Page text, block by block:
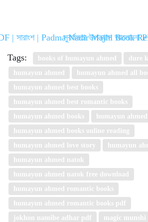
PDF | সারাংশ | Padma Nadir Majhi Book
সুবর্ণলতা উপন্যাস
Tags:
books of humayun ahmed
dure
humayun ahmed
humayun ahmed all
humayun ahmed best books
humayun ahmed best romantic books
humayun ahmed books
humayun
humayun ahmed books online reading
humayun ahmed love story
humayun
humayun ahmed natok
humayun ahmed natok free download
humayun ahmed romantic books
humayun ahmed romantic books pdf
jokhon namibe adhar pdf
magic munshi